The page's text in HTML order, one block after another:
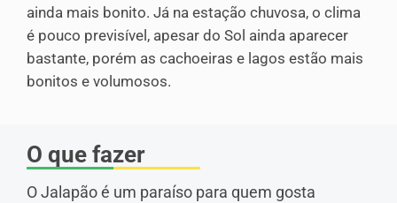
ainda mais bonito. Já na estação chuvosa, o clima
é pouco previsível, apesar do Sol ainda aparecer
bastante, porém as cachoeiras e lagos estão mais
bonitos e volumosos.
O que fazer
O Jalapão é um paraíso para quem gosta